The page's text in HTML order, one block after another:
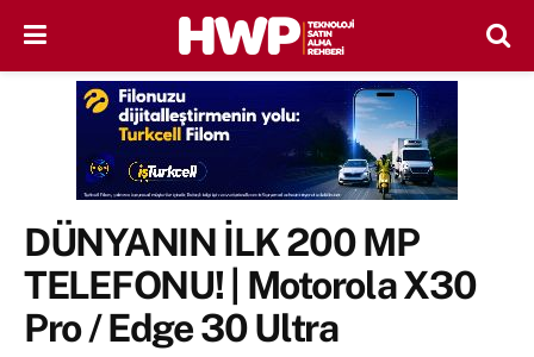
DÜNYANIN İLK 200 MP
TELEFONU! | Motorola X30
Pro / Edge 30 Ultra